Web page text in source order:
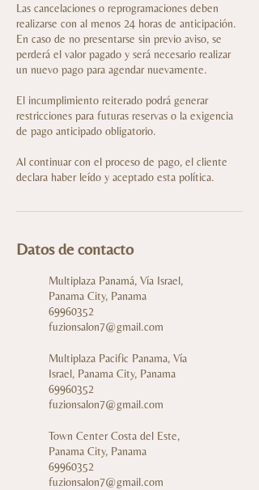
Las cancelaciones o reprogramaciones deben
realizarse con al menos 24 horas de anticipación.
En caso de no presentarse sin previo aviso, se
perderá el valor pagado y será necesario realizar
un nuevo pago para agendar nuevamente.
El incumplimiento reiterado podrá generar
restricciones para futuras reservas o la exigencia
de pago anticipado obligatorio.
Al continuar con el proceso de pago, el cliente
declara haber leído y aceptado esta política.
Datos de contacto
Multiplaza Panamá, Vía Israel,
Panama City, Panama
69960352
fuzionsalon7@gmail.com
Multiplaza Pacific Panama, Vía
Israel, Panama City, Panama
69960352
fuzionsalon7@gmail.com
Town Center Costa del Este,
Panama City, Panama
69960352
fuzionsalon7@gmail.com